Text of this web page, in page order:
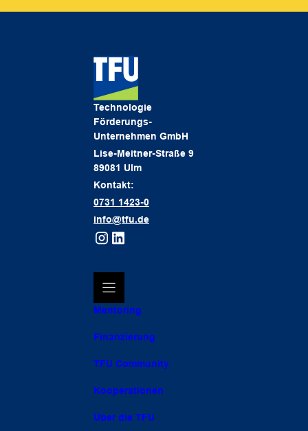
Technologie
Förderungs-
Unternehmen GmbH
Lise-Meitner-Straße 9
89081 Ulm
Kontakt:
0731 1423-0
info@tfu.de
Mentoring
Finanzierung
TFU Community
Kooperationen
Über die TFU